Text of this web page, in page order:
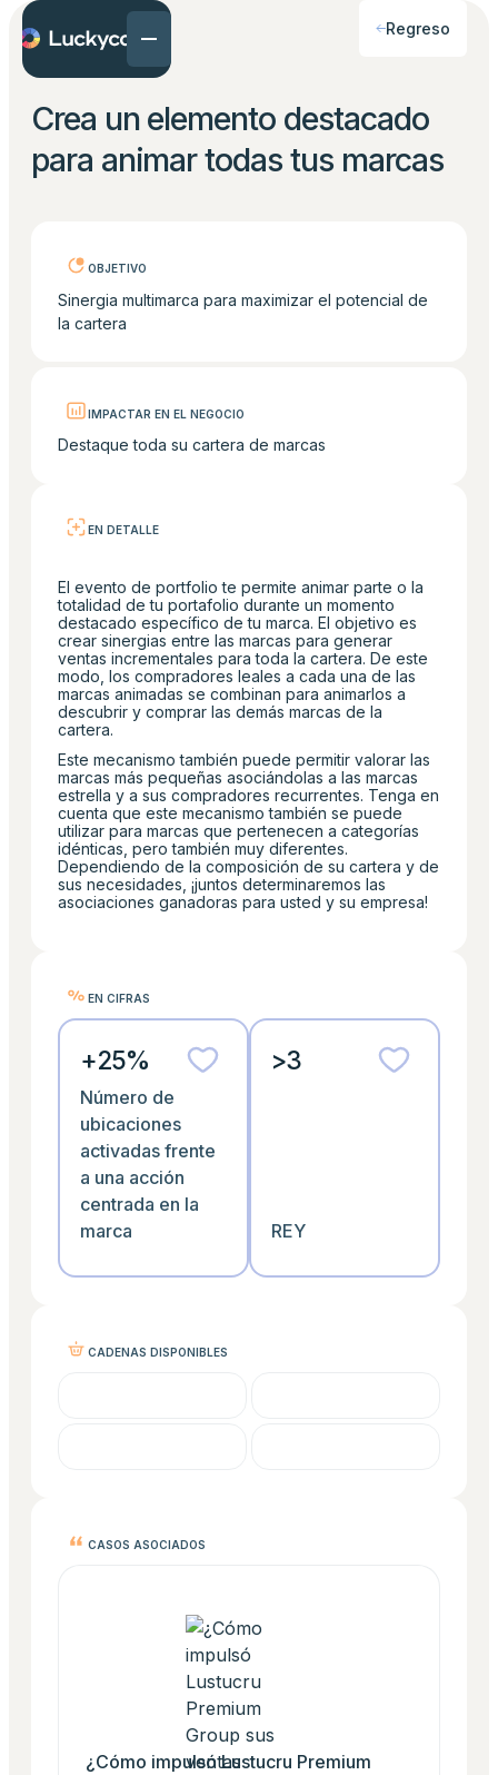
Regreso
Crea un elemento destacado
para animar todas tus marcas
OBJETIVO
Sinergia multimarca para maximizar el potencial de
la cartera
IMPACTAR EN EL NEGOCIO
Destaque toda su cartera de marcas
EN DETALLE
El evento de portfolio te permite animar parte o la
totalidad de tu portafolio durante un momento
destacado específico de tu marca. El objetivo es
crear sinergias entre las marcas para generar
ventas incrementales para toda la cartera. De este
modo, los compradores leales a cada una de las
marcas animadas se combinan para animarlos a
descubrir y comprar las demás marcas de la
cartera.
Este mecanismo también puede permitir valorar las
marcas más pequeñas asociándolas a las marcas
estrella y a sus compradores recurrentes. Tenga en
cuenta que este mecanismo también se puede
utilizar para marcas que pertenecen a categorías
idénticas, pero también muy diferentes.
Dependiendo de la composición de su cartera y de
sus necesidades, ¡juntos determinaremos las
asociaciones ganadoras para usted y su empresa!
EN CIFRAS
+25%
Número de
ubicaciones
activadas frente
a una acción
centrada en la
marca
>3
REY
CADENAS DISPONIBLES
CASOS ASOCIADOS
¿Cómo impulsó Lustucru Premium